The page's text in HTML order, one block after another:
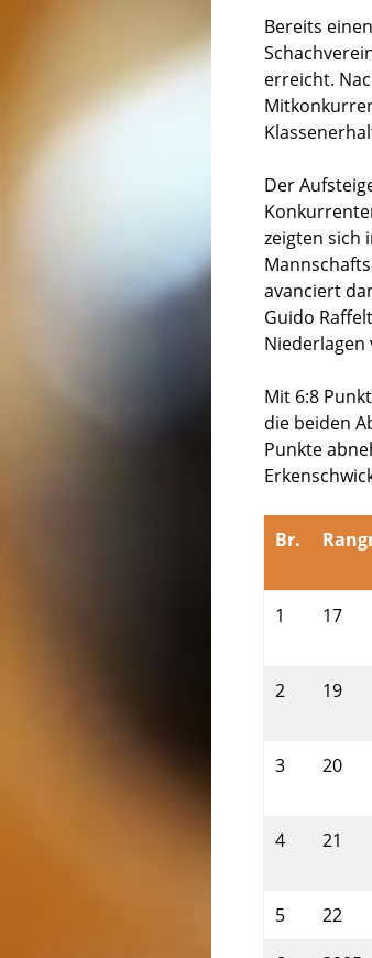
Bereits
erreicht.
Der
zeigten sich
avanciert
Guido
Mit 6:8
die beiden
Punkte
Br.
1 17
2 19
3 20
4 21
5 22